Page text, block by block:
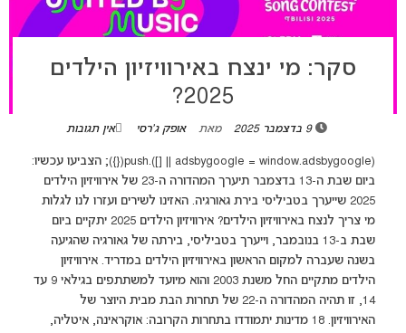
סקר: מי ינצח באירוויזיון הילדים
2025?
9 בדצמבר 2025 מאת אופק ג'רסי אין תגובות
(adsbygoogle = window.adsbygoogle || []).push({}); הצביעו עכשיו:
ביום שבת ה-13 בדצמבר תיערך המהדורה ה-23 של אירוויזיון הילדים
2025 שייערך בטביליסי בירת גאורגיה. האזינו לשירים ועזרו לנו לגלות
מי צריך לנצח באירוויזיון הילדים? אירוויזיון הילדים 2025 יתקיים ביום
שבת ב-13 בנובמבר, וייערך בטביליסי, בירתה של גאורגיה שהגיעה
בשנה שעברה למקום הראשון באירוויזיון הילדים במדריד. אירוויזיון
הילדים מתקיים החל משנת 2003 והוא מיועד למשתתפים בגילאי 9 עד
14, זו תהיה המהדורה ה-22 של תחרות הבת מבית היוצר של
האירוויזיון. 18 מדינות יתמודדו בתחרות הקרובה: אוקראינה, איטליה,